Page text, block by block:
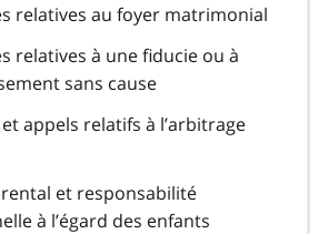
relatives au foyer matrimonial
relatives à une fiducie ou à
sans cause
appels relatifs à l’arbitrage
et responsabilité
à l’égard des enfants